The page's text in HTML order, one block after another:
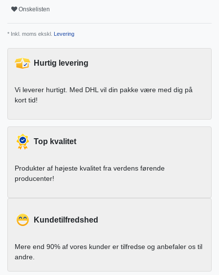
Onskelisten
* Inkl. moms ekskl. Levering
Hurtig levering
Vi leverer hurtigt. Med DHL vil din pakke være med dig på
kort tid!
Top kvalitet
Produkter af højeste kvalitet fra verdens førende
producenter!
Kundetilfredshed
Mere end 90% af vores kunder er tilfredse og anbefaler os til
andre.